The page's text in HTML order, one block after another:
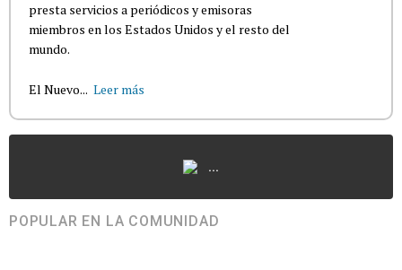
presta servicios a periódicos y emisoras
miembros en los Estados Unidos y el resto del
mundo.
El Nuevo... Leer más
...
POPULAR EN LA COMUNIDAD